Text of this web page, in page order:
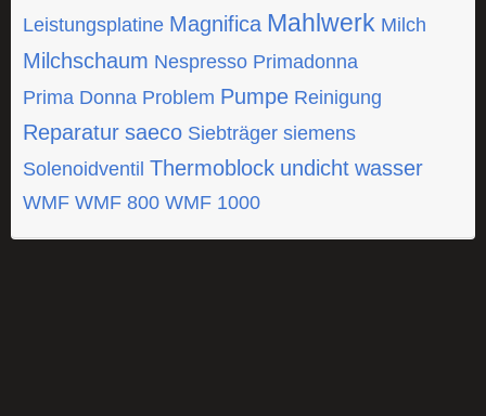
Leistungsplatine Magnifica Mahlwerk Milch
Milchschaum Nespresso Primadonna
Prima Donna Problem Pumpe Reinigung
Reparatur saeco Siebträger siemens
Solenoidventil Thermoblock undicht wasser
WMF WMF 800 WMF 1000